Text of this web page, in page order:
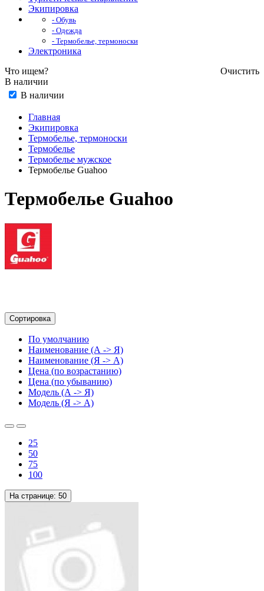
Экипировка
- Обувь
- Одежда
- Термобелье, термоноски
Электроника
Что ищем?
Очистить
В наличии
В наличии
Главная
Экипировка
Термобелье, термоноски
Термобелье
Термобелье мужское
Термобелье Guahoo
Термобелье Guahoo
Сортировка
По умолчанию
Наименование (А -> Я)
Наименование (Я -> А)
Цена (по возрастанию)
Цена (по убыванию)
Модель (А -> Я)
Модель (Я -> А)
25
50
75
100
На странице: 50